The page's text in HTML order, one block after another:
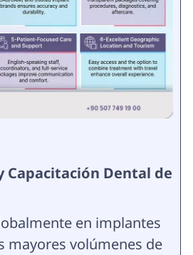
Capacitación Dental de
en implantes
mayores volúmenes de